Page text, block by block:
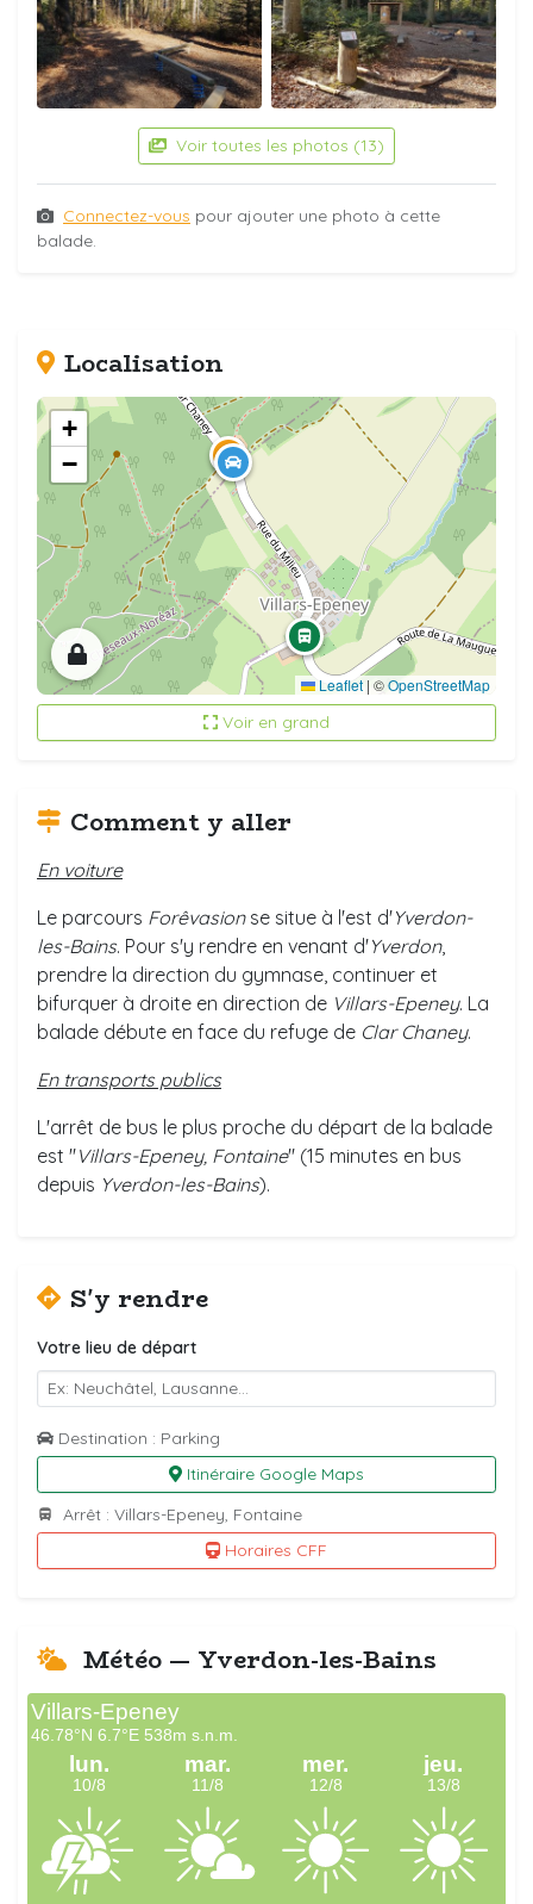
Voir toutes les photos (13)
Connectez-vous pour ajouter une photo à cette
balade.
Localisation
+
−
Leaflet | ©OpenStreetMap
Voir en grand
Comment y aller
En voiture
Le parcours Forêvasionse situe à l'est d'Yverdon-
les-Bains. Pour s'y rendre en venant d'Yverdon,
prendre la direction du gymnase, continuer et
bifurquer à droite en direction de Villars-Epeney. La
balade débute en face du refuge de Clar Chaney.
En transports publics
L'arrêt de bus le plus proche du départ de la balade
est "Villars-Epeney, Fontaine" (15 minutes en bus
depuis Yverdon-les-Bains).
S'y rendre
Votre lieu de départ
Destination : Parking
Itinéraire Google Maps
Arrêt : Villars-Epeney, Fontaine
Horaires CFF
Météo — Yverdon-les-Bains